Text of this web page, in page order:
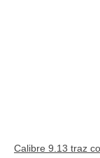
Calibre 9.13 traz